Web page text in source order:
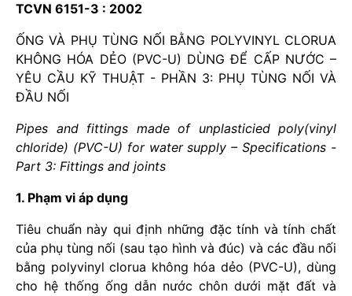
TCVN 6151-3 : 2002
ỐNG VÀ PHỤ TÙNG NỐI BẰNG POLYVINYL CLORUA
KHÔNG HÓA DẺO (PVC-U) DÙNG ĐỂ CẤP NƯỚC –
YÊU CẦU KỸ THUẬT - PHẦN 3: PHỤ TÙNG NỐI VÀ
ĐẦU NỐI
Pipes and fittings made of unplasticied poly(vinyl
chloride) (PVC-U) for water supply – Specifications -
Part 3: Fittings and joints
1. Phạm vi áp dụng
Tiêu chuẩn này qui định những đặc tính và tính chất
của phụ tùng nối (sau tạo hình và đúc) và các đầu nối
bằng polyvinyl clorua không hóa dẻo (PVC-U), dùng
cho hệ thống ống dẫn nước chôn dưới mặt đất và